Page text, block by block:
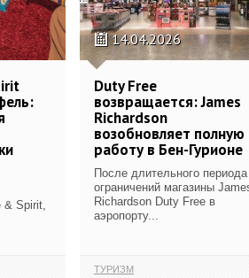
Spirit,
14.04.2026
Duty Free
возвращается: James
Richardson
возобновляет полную
работу в Бен-Гурионе
После длительного периода
ограничений магазины
Richardson Duty Free в
аэропорту...
ТУРИЗМ